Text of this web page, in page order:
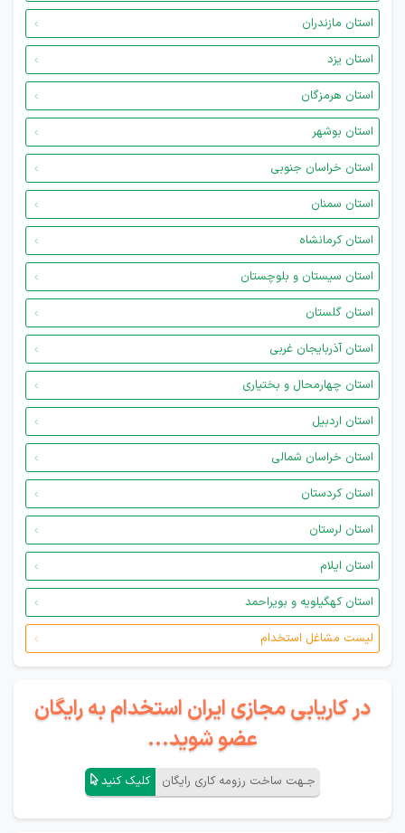
استان مازندران
استان یزد
استان هرمزگان
استان بوشهر
استان خراسان جنوبی
استان سمنان
استان کرمانشاه
استان سیستان و بلوچستان
استان گلستان
استان آذربایجان غربی
استان چهارمحال و بختیاری
استان اردبیل
استان خراسان شمالی
استان کردستان
استان لرستان
استان ایلام
استان کهگیلویه و بویراحمد
لیست مشاغل استخدام
در کاریابی مجازی ایران استخدام به رایگان
عضو شوید...
جـهت ساخت رزومه کاری رایگان کلیک کنید